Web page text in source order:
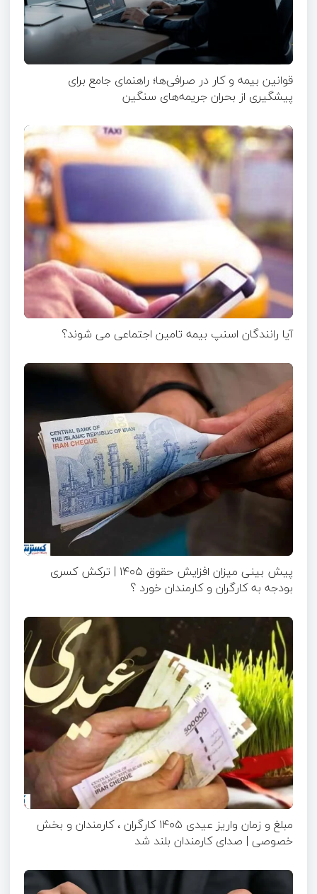
قوانین بیمه و کار در صرافی‌ها؛ راهنمای جامع برای
پیشگیری از بحران جریمه‌های سنگین
آیا رانندگان اسنپ بیمه تامین اجتماعی می شوند؟
پیش بینی میزان افزایش حقوق ۱۴۰۵ | ترکش کسری
بودجه به کارگران و کارمندان خورد ؟
مبلغ و زمان واریز عیدی ۱۴۰۵ کارگران ، کارمندان و بخش
خصوصی | صدای کارمندان بلند شد